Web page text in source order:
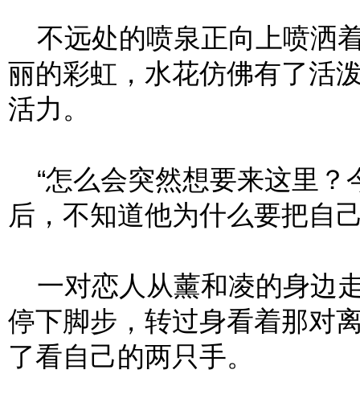
不远处的喷泉正向上喷洒
丽的彩虹，水花仿佛有了活
活力。
“怎么会突然想要来这里？
后，不知道他为什么要把自
一对恋人从薰和凌的身边
停下脚步，转过身看着那对
了看自己的两只手。